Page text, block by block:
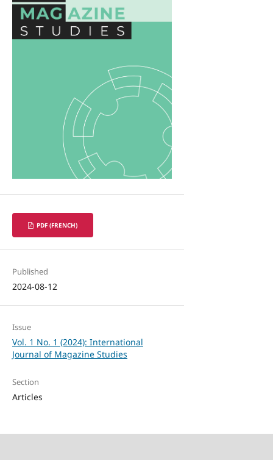
PDF (FRENCH)
Published
2024-08-12
Issue
Vol. 1 No. 1 (2024): International
Journal of Magazine Studies
Section
Articles